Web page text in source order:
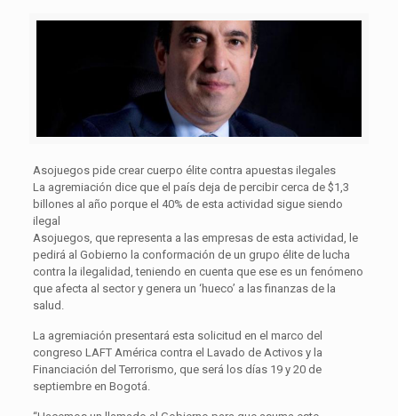
Asojuegos pide crear cuerpo élite contra apuestas ilegales
La agremiación dice que el país deja de percibir cerca de $1,3
billones al año porque el 40% de esta actividad sigue siendo
ilegal
Asojuegos, que representa a las empresas de esta actividad, le
pedirá al Gobierno la conformación de un grupo élite de lucha
contra la ilegalidad, teniendo en cuenta que ese es un fenómeno
que afecta al sector y genera un ‘hueco’ a las finanzas de la
salud.
La agremiación presentará esta solicitud en el marco del
congreso LAFT América contra el Lavado de Activos y la
Financiación del Terrorismo, que será los días 19 y 20 de
septiembre en Bogotá.